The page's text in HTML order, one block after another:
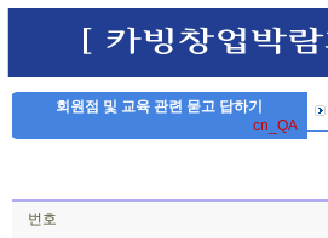
회원점 및 교육 관련 묻고 답하기
cn_QA
번호